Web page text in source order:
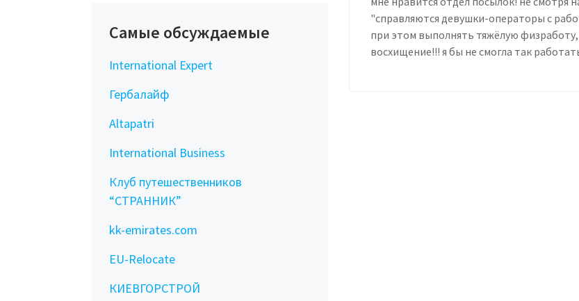
"справляются девушки-операторы с
при этом выполнять тяжёлую
восхищение!!! я бы не смогла так
Самые обсуждаемые
International Expert
Гербалайф
Altapatri
International Business
Клуб путешественников
“СТРАННИК”
kk-emirates.com
EU-Relocate
КИЕВГОРСТРОЙ